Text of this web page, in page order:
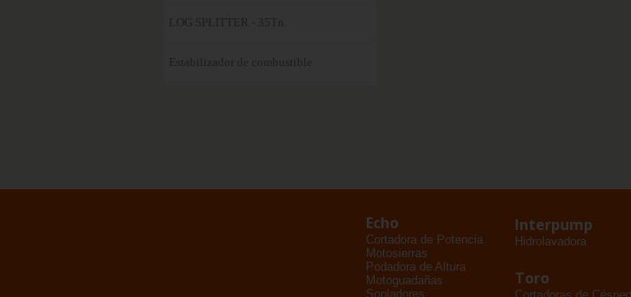
LOG SPLITTER - 35Tn.
Estabilizador de combustible
Echo
Cortadora de Potencia
Motosierras
Podadora de Altura
Motoguadañas
Sopladores
Interpump
Hidrolavadora
Toro